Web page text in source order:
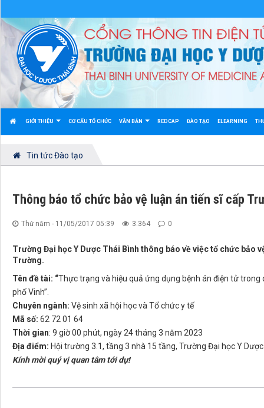
GIỚI THIỆU CƠ CẤU TỔ CHỨC VĂN BẢN REDCAP ĐÀO TẠO ELEARNING
Tin tức Đào tạo
Thông báo tổ chức bảo vệ luận án tiến sĩ cấp
Thứ năm - 11/05/2017 05:39 3.364 0
Trường Đại học Y Dược Thái Bình thông báo về việc tổ chức bảo
Trường.
Tên đề tài: “Thực trạng và hiệu quả ứng dụng bệnh án điện tử
phố Vinh”.
Chuyên ngành: Vệ sinh xã hội học và Tổ chức y tế
Mã số: 62 72 01 64
Thời gian: 9 giờ 00 phút, ngày 24 tháng 3 năm 2023
Địa điểm: Hội trường 3.1, tầng 3 nhà 15 tầng, Trường Đại học Y
Kính mời quý vị quan tâm tới dự!